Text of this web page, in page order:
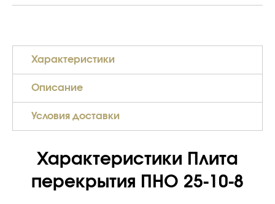
Характеристики
Описание
Условия доставки
Характеристики Плита
перекрытия ПНО 25-10-8